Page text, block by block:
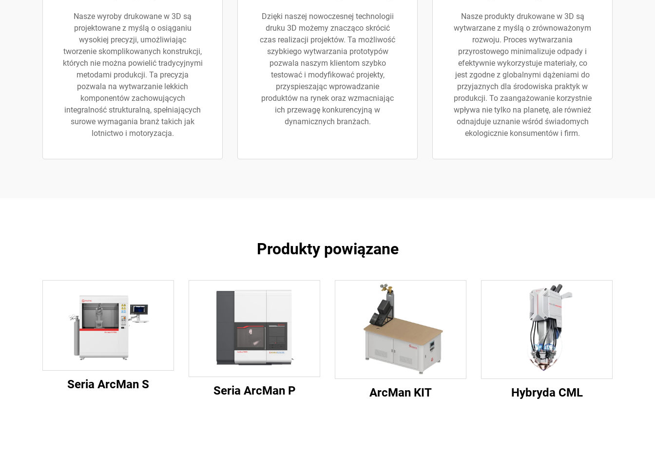
Nasze wyroby drukowane w 3D są
projektowane z myślą o osiąganiu
wysokiej precyzji, umożliwiając
tworzenie skomplikowanych konstrukcji,
których nie można powielić tradycyjnymi
metodami produkcji. Ta precyzja
pozwala na wytwarzanie lekkich
komponentów zachowujących
integralność strukturalną, spełniających
surowe wymagania branż takich jak
lotnictwo i motoryzacja.
Dzięki naszej nowoczesnej technologii
druku 3D możemy znacząco skrócić
czas realizacji projektów. Ta możliwość
szybkiego wytwarzania prototypów
pozwala naszym klientom szybko
testować i modyfikować projekty,
przyspieszając wprowadzanie
produktów na rynek oraz wzmacniając
ich przewagę konkurencyjną w
dynamicznych branżach.
Nasze produkty drukowane w 3D są
wytwarzane z myślą o zrównoważonym
rozwoju. Proces wytwarzania
przyrostowego minimalizuje odpady i
efektywnie wykorzystuje materiały, co
jest zgodne z globalnymi dążeniami do
przyjaznych dla środowiska praktyk w
produkcji. To zaangażowanie korzystnie
wpływa nie tylko na planetę, ale również
odnajduje uznanie wśród świadomych
ekologicznie konsumentów i firm.
Produkty powiązane
Seria ArcMan S Seria ArcMan P ArcMan KIT Hybryda CML